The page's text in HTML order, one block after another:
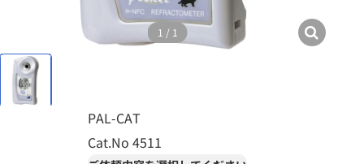
1 / 1
PAL-CAT
Cat.No 4511